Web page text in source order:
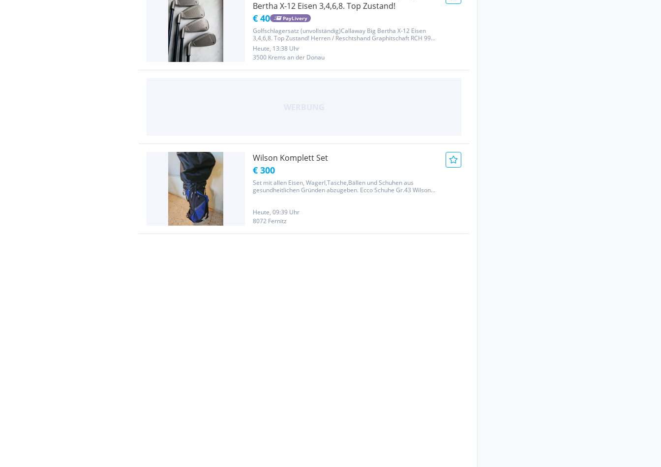
Bertha X-12 Eisen 3,4,6,8. Top Zustand!
€ 40 PayLivery
Golfschlagersatz (unvollständig)Callaway Big Bertha X-12 Eisen
3,4,6,8. Top Zustand! Herren / Reschtshand Graphitschaft RCH 99
séries Firm Flex (zwischen R und S) Zustand: Sehr gut gepflegt, wie
neu. (siehe Fotos). Satzbau: 4 Schläger (Eisen 3, 4, 6, 8)...
Heute, 13:38 Uhr
3500 Krems an der Donau
Wilson Komplett Set
€ 300
Set mit allen Eisen, Wagerl,Tasche,Bällen und Schuhen aus
gesundheitlichen Gründen abzugeben. Ecco Schuhe Gr.43 Wilson
3Radler.bei...
Heute, 09:39 Uhr
8072 Fernitz